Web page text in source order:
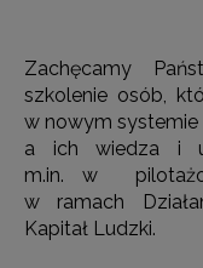
Zachęcamy
szkolenie osób,
w nowym systemie
a ich wiedza i
m.in. w
w ramach
Kapitał Ludzki.